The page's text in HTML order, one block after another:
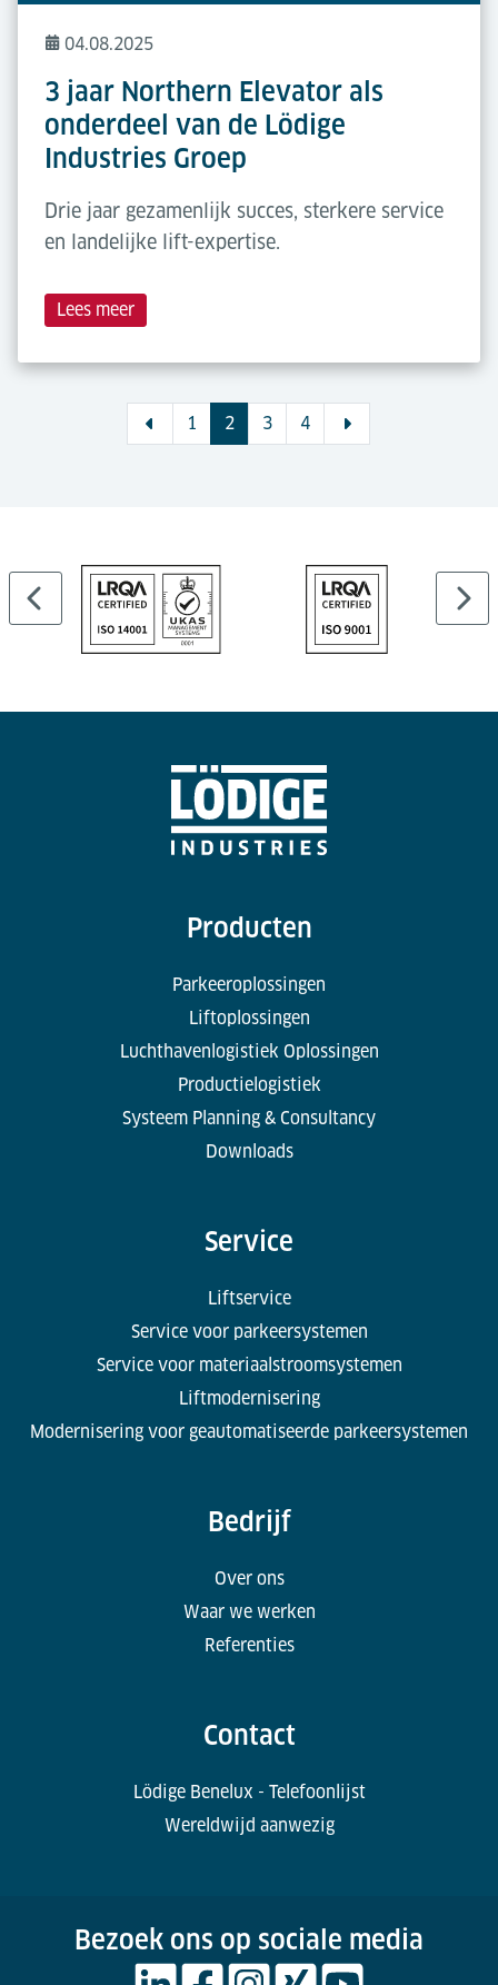
04.08.2025
3 jaar Northern Elevator als
onderdeel van de Lödige
Industries Groep
Drie jaar gezamenlijk succes, sterkere service
en landelijke lift-expertise.
Lees meer
1 2 3 4
Producten
Parkeeroplossingen
Liftoplossingen
Luchthavenlogistiek Oplossingen
Productielogistiek
Systeem Planning & Consultancy
Downloads
Service
Liftservice
Service voor parkeersystemen
Service voor materiaalstroomsystemen
Liftmodernisering
Modernisering voor geautomatiseerde parkeersystemen
Bedrijf
Over ons
Waar we werken
Referenties
Contact
Lödige Benelux - Telefoonlijst
Wereldwijd aanwezig
Bezoek ons op sociale media